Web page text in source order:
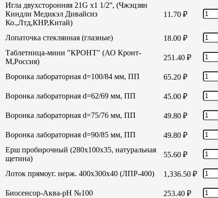
Игла двухсторонняя 21G х1 1/2'', (Чжэцзян
Киндли Медикэл Дивайсиз
Ко.,Лтд,КНР,Китай)
11.70 ₽
Лопаточка стеклянная (глазные) 18.00 ₽
Таблетница-мини "КРОНТ" (АО Кронт-
М,Россия)
251.40 ₽
Воронка лабораторная d=100/84 мм, ПП 65.20 ₽
Воронка лабораторная d=62/69 мм, ПП 45.00 ₽
Воронка лабораторная d=75/76 мм, ПП 49.80 ₽
Воронка лабораторная d=90/85 мм, ПП 49.80 ₽
Ерш пробирочный (280х100х35, натуральная
щетина)
55.60 ₽
Лоток прямоуг. нерж. 400х300х40 (ЛПР-400) 1,336.50 ₽
Биосенсор-Аква-рН №100 253.40 ₽